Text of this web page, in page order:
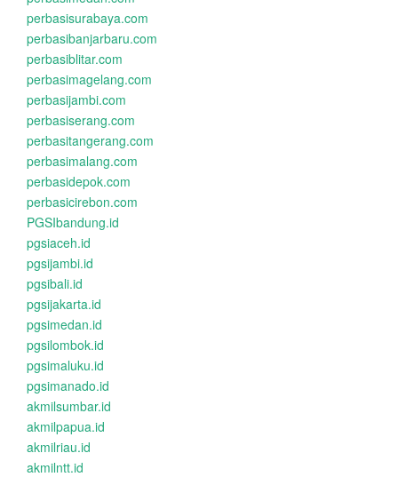
perbasisurabaya.com
perbasibanjarbaru.com
perbasiblitar.com
perbasimagelang.com
perbasijambi.com
perbasiserang.com
perbasitangerang.com
perbasimalang.com
perbasidepok.com
perbasicirebon.com
PGSIbandung.id
pgsiaceh.id
pgsijambi.id
pgsibali.id
pgsijakarta.id
pgsimedan.id
pgsilombok.id
pgsimaluku.id
pgsimanado.id
akmilsumbar.id
akmilpapua.id
akmilriau.id
akmilntt.id